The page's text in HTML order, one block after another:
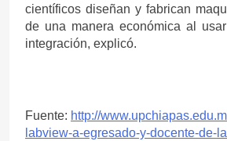
científicos diseñan y fabrican
de una manera económica al
integración, explicó.
Fuente: http://
labview-a-egresado-y-docente-de-